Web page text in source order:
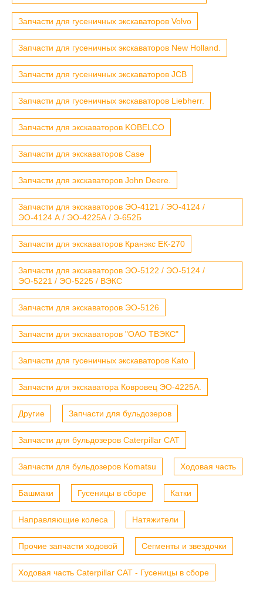
Запчасти для гусеничных экскаваторов Volvo
Запчасти для гусеничных экскаваторов New Holland.
Запчасти для гусеничных экскаваторов JCB
Запчасти для гусеничных экскаваторов Liebherr.
Запчасти для экскаваторов KOBELCO
Запчасти для экскаваторов Case
Запчасти для экскаваторов John Deere.
Запчасти для экскаваторов ЭО-4121 / ЭО-4124 /
ЭО-4124 А / ЭО-4225А / Э-652Б
Запчасти для экскаваторов Кранэкс ЕК-270
Запчасти для экскаваторов ЭО-5122 / ЭО-5124 /
ЭО-5221 / ЭО-5225 / ВЭКС
Запчасти для экскаваторов ЭО-5126
Запчасти для экскаваторов "ОАО ТВЭКС"
Запчасти для гусеничных экскаваторов Kato
Запчасти для экскаватора Ковровец ЭО-4225А.
Другие Запчасти для бульдозеров
Запчасти для бульдозеров Caterpillar CAT
Запчасти для бульдозеров Komatsu Ходовая часть
Башмаки Гусеницы в сборе Катки
Направляющие колеса Натяжители
Прочие запчасти ходовой Сегменты и звездочки
Ходовая часть Caterpillar CAT - Гусеницы в сборе